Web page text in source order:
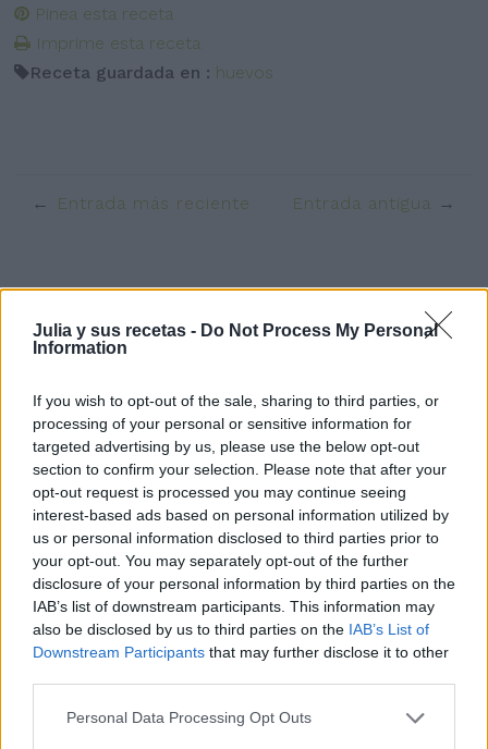
Julia y sus recetas - Do Not Process My Personal
Information
If you wish to opt-out of the sale, sharing to third parties, or
processing of your personal or sensitive information for
targeted advertising by us, please use the below opt-out
section to confirm your selection. Please note that after your
opt-out request is processed you may continue seeing
interest-based ads based on personal information utilized by
us or personal information disclosed to third parties prior to
your opt-out. You may separately opt-out of the further
disclosure of your personal information by third parties on the
IAB’s list of downstream participants. This information may
also be disclosed by us to third parties on the IAB’s List of
Downstream Participants that may further disclose it to other
Personal Data Processing Opt Outs
Pinea esta receta
Imprime esta receta
Receta guardada en : huevos
Entrada más reciente Entrada antigua